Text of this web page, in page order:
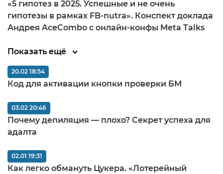
«5 гипотез в 2025. Успешные и не очень
гипотезы в рамках FB-nutra». Конспект доклада
Андрея AceCombo с онлайн-конфы Meta Talks
Показать ещё
Код для активации кнопки проверки БМ
20.02 18:54
Почему депиляция — плохо? Секрет успеха для
адалта
03.02 20:46
Как легко обмануть Цукера. «Лотерейный
02.01 19:31